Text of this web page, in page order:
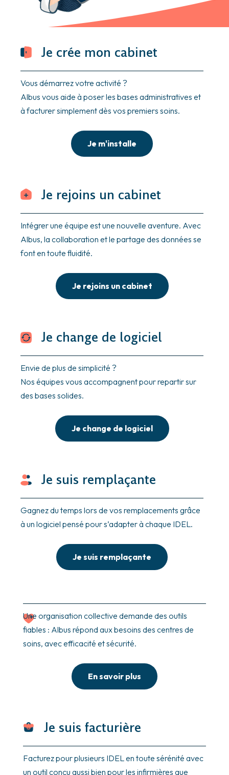
Je crée mon cabinet
Vous démarrez votre activité ?
Albus vous aide à poser les bases administratives et
à facturer simplement dès vos premiers soins.
Je m'installe
Je rejoins un cabinet
Intégrer une équipe est une nouvelle aventure. Avec
Albus, la collaboration et le partage des données se
font en toute fluidité.
Je rejoins un cabinet
Je change de logiciel
Envie de plus de simplicité ?
Nos équipes vous accompagnent pour repartir sur
des bases solides.
Je change de logiciel
Je suis remplaçante
Gagnez du temps lors de vos remplacements grâce
à un logiciel pensé pour s’adapter à chaque IDEL.
Je suis remplaçante
Une organisation collective demande des outils
fiables : Albus répond aux besoins des centres de
soins, avec efficacité et sécurité.
En savoir plus
Je suis facturière
Facturez pour plusieurs IDEL en toute sérénité avec
un outil conçu aussi bien pour les infirmières que